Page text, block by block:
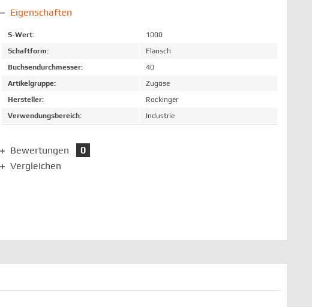
Eigenschaften
S-Wert:
1000
Schaftform:
Flansch
Buchsendurchmesser:
40
Artikelgruppe:
Zugöse
Hersteller:
Rockinger
Verwendungsbereich:
Industrie
Bewertungen
0
Vergleichen